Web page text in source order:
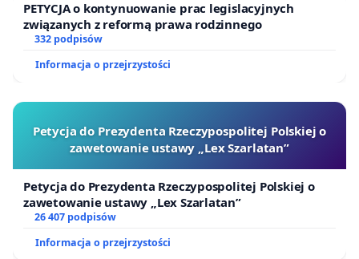
PETYCJA o kontynuowanie prac legislacyjnych
związanych z reformą prawa rodzinnego
332 podpisów
Informacja o przejrzystości
Petycja do Prezydenta Rzeczypospolitej Polskiej o
zawetowanie ustawy „Lex Szarlatan”
Petycja do Prezydenta Rzeczypospolitej Polskiej o
zawetowanie ustawy „Lex Szarlatan”
26 407 podpisów
Informacja o przejrzystości